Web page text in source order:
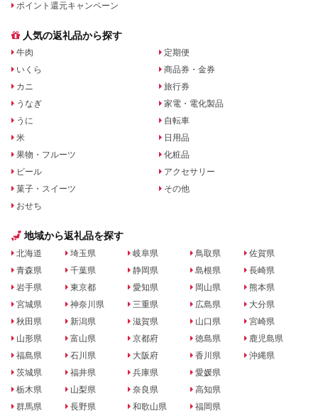
ポイント還元キャンペーン
人気の返礼品から探す
牛肉
いくら
カニ
うなぎ
うに
米
果物・フルーツ
ビール
菓子・スイーツ
おせち
定期便
商品券・金券
旅行券
家電・電化製品
自転車
日用品
化粧品
アクセサリー
その他
地域から返礼品を探す
北海道
青森県
岩手県
宮城県
秋田県
山形県
福島県
茨城県
栃木県
群馬県
埼玉県
千葉県
東京都
神奈川県
新潟県
富山県
石川県
福井県
山梨県
長野県
岐阜県
静岡県
愛知県
三重県
滋賀県
京都府
大阪府
兵庫県
奈良県
和歌山県
鳥取県
島根県
岡山県
広島県
山口県
徳島県
香川県
愛媛県
高知県
福岡県
佐賀県
長崎県
熊本県
大分県
宮崎県
鹿児島県
沖縄県